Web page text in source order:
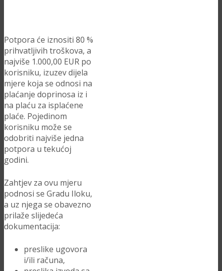
Potpora će iznositi 80 %
prihvatljivih troškova, a
najviše 1.000,00 EUR po
korisniku, izuzev dijela
mjere koja se odnosi na
plaćanje doprinosa iz i
na plaću za isplaćene
plaće. Pojedinom
korisniku može se
odobriti najviše jedna
potpora u tekućoj
godini.
Zahtjev za ovu mjeru
podnosi se Gradu Iloku,
a uz njega se obavezno
prilaže slijedeća
dokumentacija:
preslike ugovora
i/ili računa,